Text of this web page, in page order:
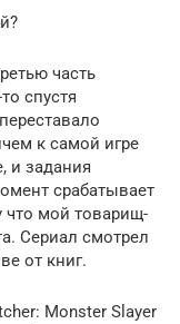
часть
спустя
к самой игре
и задания
срабатывает
что мой товарищ-
Сериал смотрел
от книг.
Monster Slayer